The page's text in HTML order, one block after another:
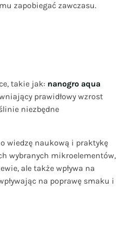
zapobiegać zawczasu.
takie jak: nanogro aqua
prawidłowy wzrost
niezbędne
wiedzę naukową i praktykę
wybranych mikroelementów,
ale także wpływa na
na poprawę smaku i